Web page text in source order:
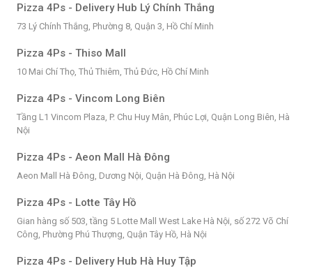
Pizza 4Ps - Delivery Hub Lý Chính Thắng
73 Lý Chính Thắng, Phường 8, Quận 3, Hồ Chí Minh
Pizza 4Ps - Thiso Mall
10 Mai Chí Thọ, Thủ Thiêm, Thủ Đức, Hồ Chí Minh
Pizza 4Ps - Vincom Long Biên
Tầng L1 Vincom Plaza, P. Chu Huy Mân, Phúc Lợi, Quận Long Biên, Hà
Nội
Pizza 4Ps - Aeon Mall Hà Đông
Aeon Mall Hà Đông, Dương Nội, Quận Hà Đông, Hà Nội
Pizza 4Ps - Lotte Tây Hồ
Gian hàng số 503, tầng 5 Lotte Mall West Lake Hà Nội, số 272 Võ Chí
Công, Phường Phú Thượng, Quận Tây Hồ, Hà Nội
Pizza 4Ps - Delivery Hub Hà Huy Tập